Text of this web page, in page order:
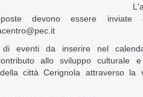
devono essere inviate
eventi da inserire nel
allo sviluppo culturale
città Cerignola attraverso la